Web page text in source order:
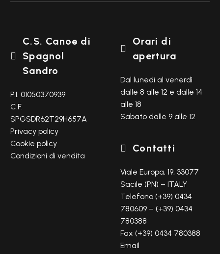

C.S. Canoe di
Spagnol
Sandro
P.I. 01050370939
C.F.
SPGSDR62T29H657A
Privacy policy
Cookie policy
Condizioni di vendita

Orari di
apertura
Dal lunedì al venerdì
dalle 8 alle 12 e dalle 14
alle 18
Sabato dalle 9 alle 12
 Contatti
Viale Europa, 19, 33077
Sacile (PN) – ITALY
Telefono (+39) 0434
780609 – (+39) 0434
780388
Fax (+39) 0434 780388
Email